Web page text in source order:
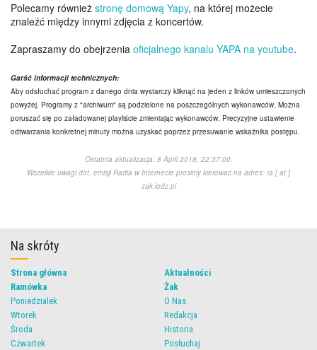
Polecamy również stronę domową Yapy, na której możecie
znaleźć między innymi zdjęcia z koncertów.
Zapraszamy do obejrzenia oficjalnego kanalu YAPA na youtube.
Garść informacji technicznych:
Aby odsłuchać program z danego dnia wystarczy kliknąć na jeden z linków umieszczonych
powyżej. Programy z "archiwum" są podzielone na poszczególnych wykonawców. Można
poruszać się po załadowanej playliście zmieniając wykonawców. Precyzyjne ustawienie
odtwarzania konkretnej minuty można uzyskać poprzez przesuwanie wskaźnika postępu.
Ostatnia aktualizacja: 8 April 2018, 22:37:00.
Wszelkie uwagi dot. emisji Radia w Internecie prosimy kierować na adres: ra [ at ]
zak.lodz.pl
Na skróty
Strona główna
Ramówka
Poniedzialek
Wtorek
Środa
Czwartek
Aktualności
Żak
O Nas
Redakcja
Historia
Posłuchaj